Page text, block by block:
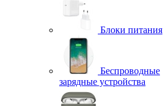
Блоки питания
Беспроводные
зарядные устройства